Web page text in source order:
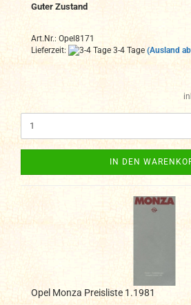
Guter Zustand
Art.Nr.: Opel8171
Lieferzeit:
3-4 Tage (Ausland
IN DEN
Opel Monza Preisliste 1.1981